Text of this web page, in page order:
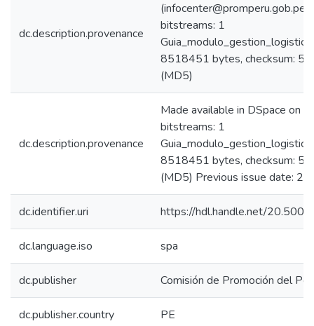
dc.description.provenance
bitstreams: 1
8518451 bytes, checksum:
(MD5)
dc.description.provenance
Made available in DSpace on
bitstreams: 1
8518451 bytes, checksum:
(MD5) Previous issue date:
dc.identifier.uri https://hdl.handle.net/
dc.language.iso spa
dc.publisher Comisión de Promoción del
dc.publisher.country PE